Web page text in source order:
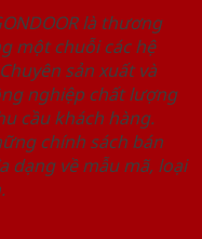
là thương
một chuỗi các hệ
sản xuất và
nghiệp chất lượng
cầu khách hàng.
chính sách bán
dạng về mẫu mã, loại